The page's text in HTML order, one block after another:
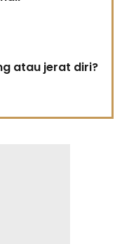
atau jerat diri?